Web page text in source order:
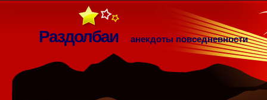
Раздолбаи анекдоты повседневности